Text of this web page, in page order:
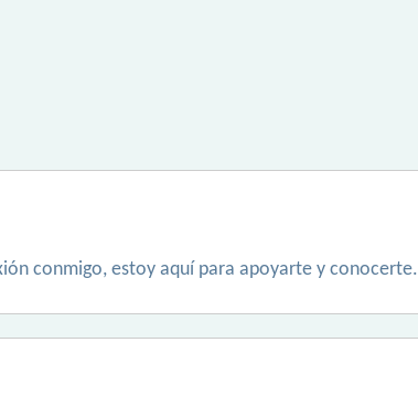
conmigo, estoy aquí para apoyarte y conocerte.